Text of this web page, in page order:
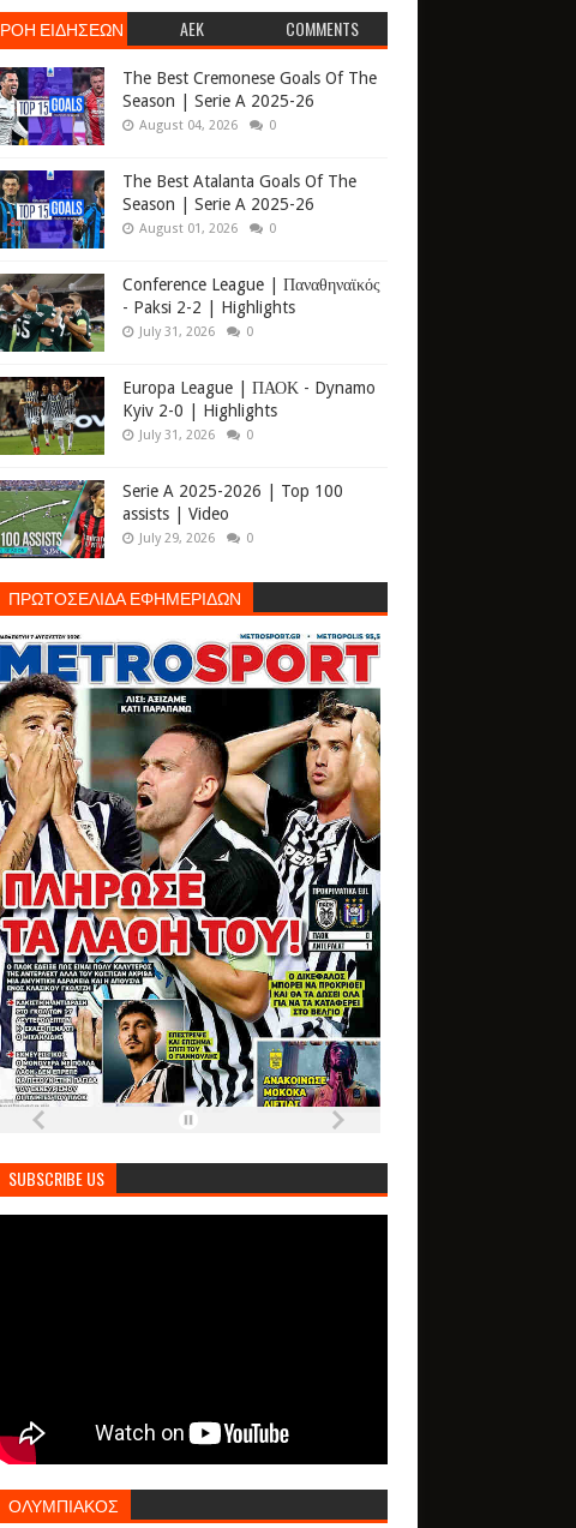
ΡΟΗ ΕΙΔΗΣΕΩΝ AEK COMMENTS
The Best Cremonese Goals Of The
Season | Serie A 2025-26
August 04, 2026 0
The Best Atalanta Goals Of The
Season | Serie A 2025-26
August 01, 2026 0
Conference League | Παναθηναϊκός
- Paksi 2-2 | Highlights
July 31, 2026 0
Europa League | ΠΑΟΚ - Dynamo
Kyiv 2-0 | Highlights
July 31, 2026 0
Serie A 2025-2026 | Top 100
assists | Video
July 29, 2026 0
ΠΡΩΤΟΣΕΛΙΔΑ ΕΦΗΜΕΡΙΔΩΝ
SUBSCRIBE US
ΟΛΥΜΠΙΑΚΟΣ